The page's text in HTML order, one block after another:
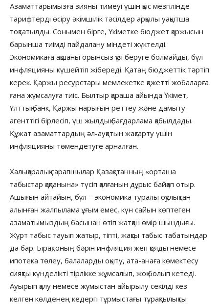
Азаматтарымызға зияны тимеуі үшін қыс мезгілінде
тарифтерді өсіру әкімшілік тәсілдер арқылы уақытша
тоқтатылды. Сонымен бірге, Үкіметке бюджет қаржысын
барынша тиімді пайдалану міндеті жүктелді.
Экономикаға ақшаны орынсыз құя беруге болмайды, бұл
инфляцияны күшейтіп жібереді. Қатаң бюджеттік тәртіп
керек. Қаржы ресурстары мемлекетке қажетті жобаларға
ғана жұмсалуға тиіс. Былтыр қараша айында Үкімет,
Ұлттық банк, Қаржы нарығын реттеу және дамыту
агенттігі бірлесіп, үш жылдық бағдарлама қабылдады.
Құжат азаматтардың әл-ауқатын жақсарту үшін
инфляцияны төмендетуге арналған.
Халықаралық сарапшылар Қазақстанның «орташа
табыстар қақпанына» түсіп қалғанын дұрыс байқап отыр.
Ашығын айтайын, бұл – экономика туралы оқулықтан
алынған жалпылама ұғым емес, күн сайын көптеген
азаматымыздың басынан өтіп жатқан өмір шындығы.
Жұрт табыс тауып жатыр, тіпті, жақсы табыс табатындар
да бар. Бірақ, оның бәрін инфляция жеп қояды немесе
ипотека төлеу, балаларды оқыту, ата-анаға көмектесу
сияқты күнделікті тірлікке жұмсалып, жоқ болып кетеді.
Ауырып қалу немесе жұмыстан айырылу секілді кез
келген көлденең кедергі тұрмыстағы тұрақтылықты